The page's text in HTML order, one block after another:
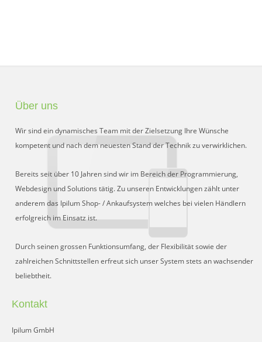
Über uns
Wir sind ein dynamisches Team mit der Zielsetzung Ihre Wünsche
kompetent und nach dem neuesten Stand der Technik zu verwirklichen.
Bereits seit über 10 Jahren sind wir im Bereich der Programmierung,
Webdesign und Solutions tätig. Zu unseren Entwicklungen zählt unter
anderem das Ipilum Shop- / Ankaufsystem welches bei vielen Händlern
erfolgreich im Einsatz ist.
Durch seinen grossen Funktionsumfang, der Flexibilität sowie der
zahlreichen Schnittstellen erfreut sich unser System stets an wachsender
beliebtheit.
Kontakt
Ipilum GmbH